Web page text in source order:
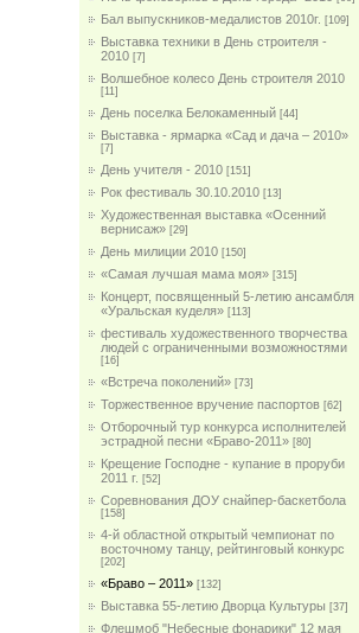
Бал выпускников-медалистов 2010г. [109]
Выставка техники в День строителя -
2010 [7]
Волшебное колесо День строителя 2010
[11]
День поселка Белокаменный [44]
Выставка - ярмарка «Сад и дача – 2010»
[7]
День учителя - 2010 [151]
Рок фестиваль 30.10.2010 [13]
Художественная выставка «Осенний
вернисаж» [29]
День милиции 2010 [150]
«Самая лучшая мама моя» [315]
Концерт, посвященный 5-летию ансамбля
«Уральская куделя» [113]
фестиваль художественного творчества
людей с ограниченными возможностями
[16]
«Встреча поколений» [73]
Торжественное вручение паспортов [62]
Отборочный тур конкурса исполнителей
эстрадной песни «Браво-2011» [80]
Крещение Господне - купание в проруби
2011 г. [52]
Соревнования ДОУ снайпер-баскетбола
[158]
4-й областной открытый чемпионат по
восточному танцу, рейтинговый конкурс
[202]
«Браво – 2011» [132]
Выставка 55-летию Дворца Культуры [37]
Флешмоб "Небесные фонарики" 12 мая